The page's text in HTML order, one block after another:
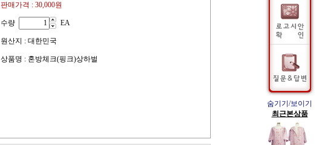
판매가격 : 30,000원
수량 EA
원산지 : 대한민국
상품명 : 혼방체크(핑크)상하벌
숨기기/보이기
최근본상품